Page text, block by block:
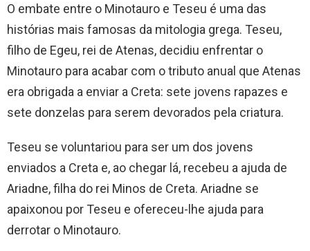
O embate entre o Minotauro e Teseu é uma das
histórias mais famosas da mitologia grega. Teseu,
filho de Egeu, rei de Atenas, decidiu enfrentar o
Minotauro para acabar com o tributo anual que Atenas
era obrigada a enviar a Creta: sete jovens rapazes e
sete donzelas para serem devorados pela criatura.
Teseu se voluntariou para ser um dos jovens
enviados a Creta e, ao chegar lá, recebeu a ajuda de
Ariadne, filha do rei Minos de Creta. Ariadne se
apaixonou por Teseu e ofereceu-lhe ajuda para
derrotar o Minotauro.